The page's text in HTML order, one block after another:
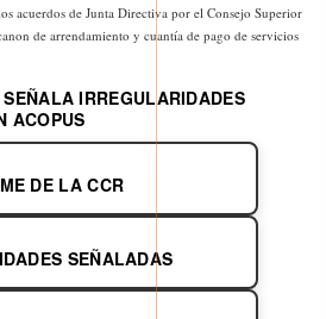
acuerdos de Junta Directiva por el Consejo Superior
de arrendamiento y cuantía de pago de servicios
IRREGULARIDADES
ACOPUS
DE LA CCR
SEÑALADAS